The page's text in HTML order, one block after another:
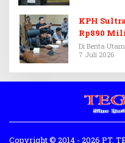
KPH
Rp890
Di Berita
7 Juli 2026
Copyright © 2014 - 2026 PT.